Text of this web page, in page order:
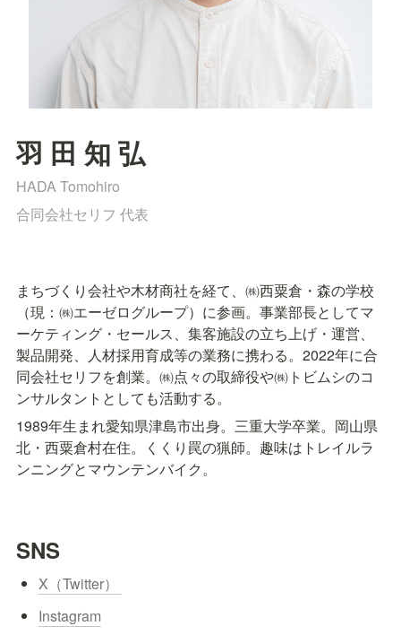
羽 田 知 弘
HADA Tomohiro
合同会社セリフ 代表
まちづくり会社や木材商社を経て、㈱西粟倉・森の学校
（現：㈱エーゼログループ）に参画。事業部長としてマ
ーケティング・セールス、集客施設の立ち上げ・運営、
製品開発、人材採用育成等の業務に携わる。2022年に合
同会社セリフを創業。㈱点々の取締役や㈱トビムシのコ
ンサルタントとしても活動する。
1989年生まれ愛知県津島市出身。三重大学卒業。岡山県
北・西粟倉村在住。くくり罠の猟師。趣味はトレイルラ
ンニングとマウンテンバイク。
SNS
X（Twitter）
Instagram